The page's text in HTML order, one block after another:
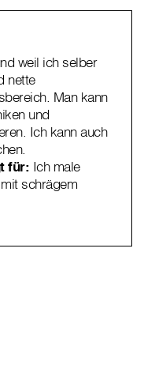
weil ich selber
nette
Man kann
und
Ich kann auch
für: Ich male
schrägem